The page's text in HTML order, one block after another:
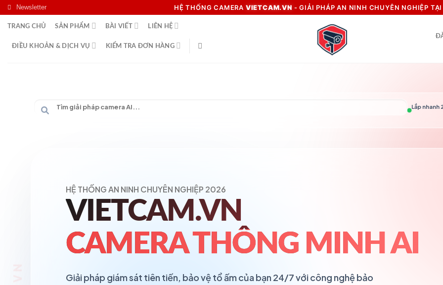
Skip
to
content
Newsletter HỆ THỐNG CAMERA VIETCAM.VN - GIẢI PHÁP AN NINH CHUYÊN NGHIỆP
TRANG CHỦ SẢN PHẨM BÀI VIẾT LIÊN HỆ
ĐIỀU KHOẢN & DỊCH VỤ KIỂM TRA ĐƠN HÀNG
Lắp nhanh
HỆ THỐNG AN NINH CHUYÊN NGHIỆP 2026
VIETCAM.VN
CAMERA THÔNG MINH AI
Giải pháp giám sát tiên tiến, bảo vệ tổ ấm của bạn 24/7 với công nghệ bảo